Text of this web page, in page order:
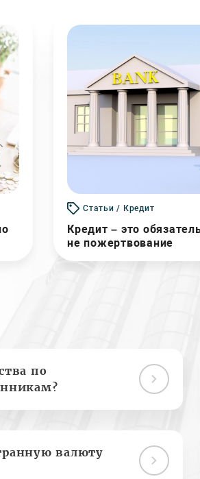
Статьи / Кредит
Кредит – это
не пожертвование
по
валюту